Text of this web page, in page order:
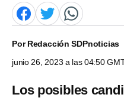
PorRedacción SDPnoticias
junio 26, 2023 a las 04:50
Los posibles